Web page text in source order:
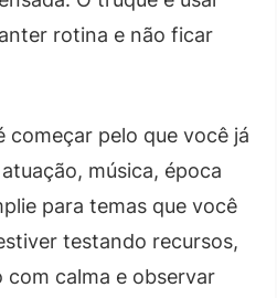
rotina e não ficar
começar pelo que você já
música, época
para temas que você
testando recursos,
calma e observar